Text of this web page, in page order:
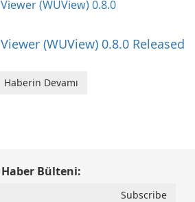
(WUView) 0.8.0 Released
Haberin Devamı
Haber Bülteni: